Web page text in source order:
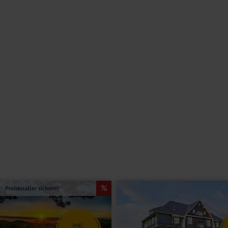
Inkl.
Preisknaller sichern!